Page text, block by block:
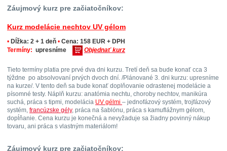
Záujmový kurz pre začiatočníkov:
Kurz modelácie nechtov UV gélom
• Dĺžka: 2 + 1 deň • Cena: 158 EUR + DPH
Termíny: upresníme Objednať kurz
Tieto termíny platia pre prvé dva dni kurzu. Tretí deň sa bude konať cca 3
týždne po absolvovaní prvých dvoch dní. /Plánované 3. dni kurzu: upresníme
na kurze/. V tento deň sa bude konať doplňovanie odrastenej modelácie a
písomné testy. Náplň kurzu: anatómia nechtu, choroby nechtov, manikúra
suchá, práca s tipmi, modelácia UV gélmi – jednofázový systém, trojfázový
systém, francúzske gély, práca na šablónu, práca s kamuflážnym gélom,
dopĺňanie. Cena kurzu je konečná a nevyžaduje sa žiadny povinný nákup
tovaru, ani práca s vlastným materiálom!
Záujmový kurz pre začiatočníkov: